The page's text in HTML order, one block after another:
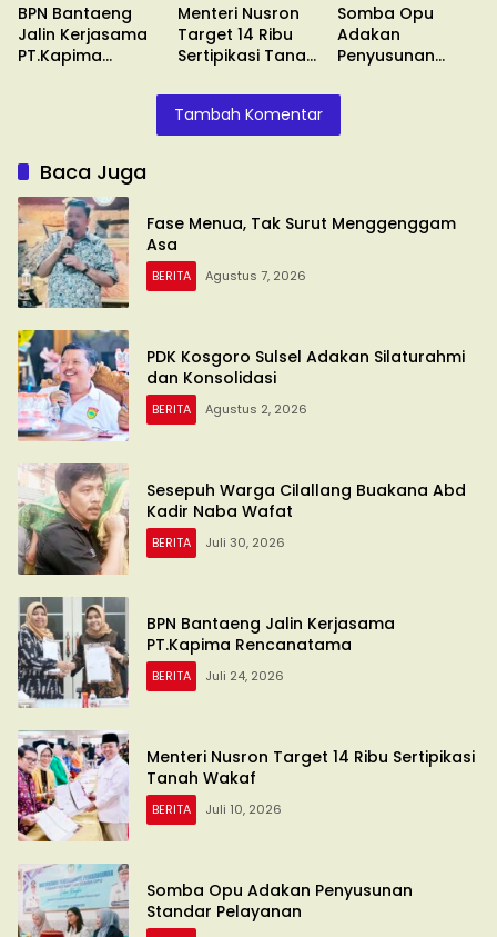
BPN Bantaeng
Jalin Kerjasama
PT.Kapima
Menteri Nusron
Target 14 Ribu
Sertipikasi Tanah
Somba Opu
Adakan
Penyusunan
Pelayanan
Tambah Komentar
Baca Juga
Fase Menua, Tak Surut Menggenggam
Asa
BERITA Agustus 7, 2026
PDK Kosgoro Sulsel Adakan Silaturahmi
dan Konsolidasi
BERITA Agustus 2, 2026
Sesepuh Warga Cilallang Buakana Abd
Kadir Naba Wafat
BERITA Juli 30, 2026
BPN Bantaeng Jalin Kerjasama
PT.Kapima Rencanatama
BERITA Juli 24, 2026
Menteri Nusron Target 14 Ribu Sertipikasi
Tanah Wakaf
BERITA Juli 10, 2026
Somba Opu Adakan Penyusunan
Standar Pelayanan